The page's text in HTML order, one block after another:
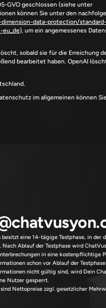
können Sie unter den
data-protection/
eu_de), um ein angemessenes
sobald sie für die Erreichung
bearbeitet haben. OpenAI
im allgemeinen können
besitzt eine 14-tägige Testphase, in der
Nach Ablauf der Testphase wird
in eine kostenpflichtige
schon vor Ablauf der
nicht gültig sind, wird Dein
Nutzer gesperrt.
Nettopreise zzgl. gesetzlicher